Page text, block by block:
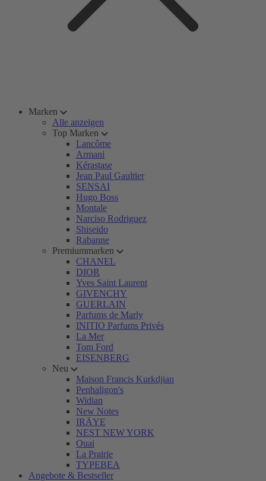
Marken
Alle anzeigen
Top Marken
Lancôme
Armani
Kérastase
Jean Paul Gaultier
SENSAI
Hugo Boss
Montale
Narciso Rodriguez
Shiseido
Rabanne
Premiummarken
CHANEL
DIOR
Yves Saint Laurent
GIVENCHY
GUERLAIN
Parfums de Marly
INITIO Parfums Privés
La Mer
Tom Ford
EISENBERG
Neu
Maison Francis Kurkdjian
Penhaligon's
Widian
New Notes
IRÄYE
NEST NEW YORK
Ouai
La Prairie
TYPEBEA
Angebote & Bestseller